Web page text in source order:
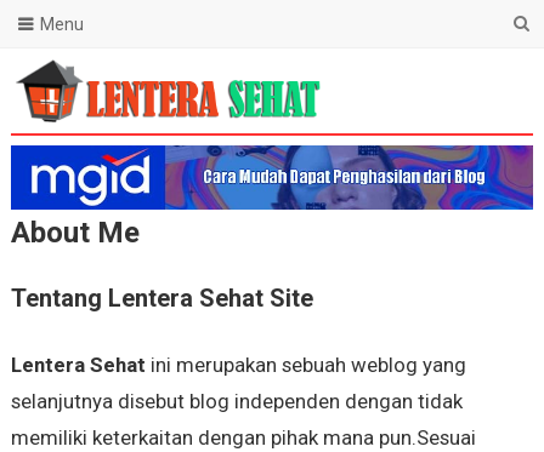
Lentera Sehat
Menu
About Me
Tentang Lentera Sehat Site
Lentera Sehat ini merupakan sebuah weblog yang
selanjutnya disebut blog independen dengan tidak
memiliki keterkaitan dengan pihak mana pun.Sesuai